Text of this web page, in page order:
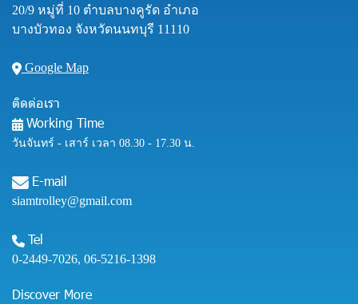
20/9 หมู่ที่ 10 ตำบลบางคูรัด อำเภอ
บางบัวทอง จังหวัดนนทบุรี 11110
Google Map
ติดต่อเรา
Working Time
วันจันทร์ - เสาร์ เวลา 08.30 - 17.30 น.
E-mail
siamtrolley@gmail.com
Tel
0-2449-7026, 06-5216-1398
Discover More